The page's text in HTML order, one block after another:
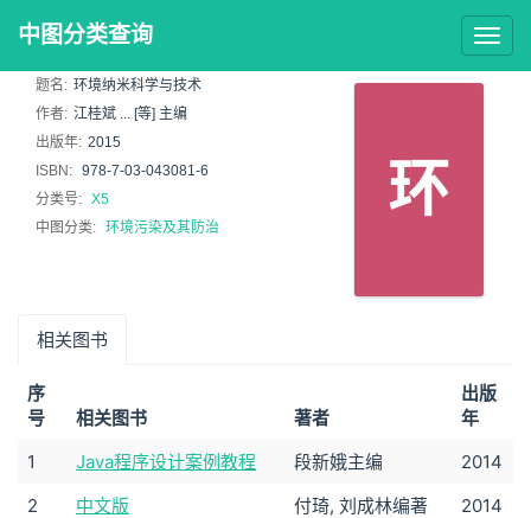
中图分类查询
环
题名: 环境纳米科学与技术
作者: 江桂斌 ... [等] 主编
出版年: 2015
ISBN: 978-7-03-043081-6
分类号: X5
中图分类: 环境污染及其防治
相关图书
序
号
相关图书 著者
出版
年
1
Java程序设计案例教程 段新娥主编
2014
2
中文版
付琦, 刘成林编著 2014